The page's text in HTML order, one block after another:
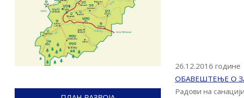
26.12.2016 године
ОБАВЕШТЕЊЕ О
Радови на